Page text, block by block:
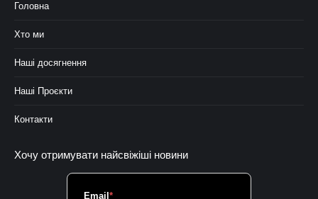
Головна
Хто ми
Наші досягнення
Наші Проєкти
Контакти
Хочу отримувати найсвіжіші новини
Email *